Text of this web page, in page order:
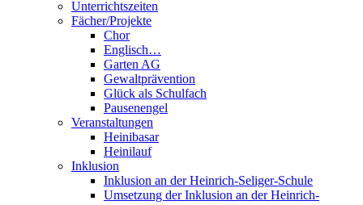
Unterrichtszeiten
Fächer/Projekte
Chor
Englisch…
Garten AG
Gewaltprävention
Glück als Schulfach
Pausenengel
Veranstaltungen
Heinibasar
Heinilauf
Inklusion
Inklusion an der Heinrich-Seliger-Schule
Umsetzung der Inklusion an der Heinrich-